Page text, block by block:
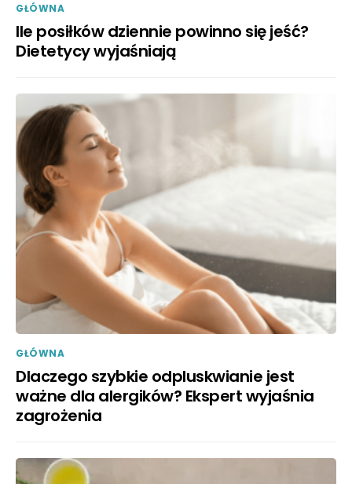
GŁÓWNA
Ile posiłków dziennie powinno się jeść?
Dietetycy wyjaśniają
GŁÓWNA
Dlaczego szybkie odpluskwianie jest
ważne dla alergików? Ekspert wyjaśnia
zagrożenia